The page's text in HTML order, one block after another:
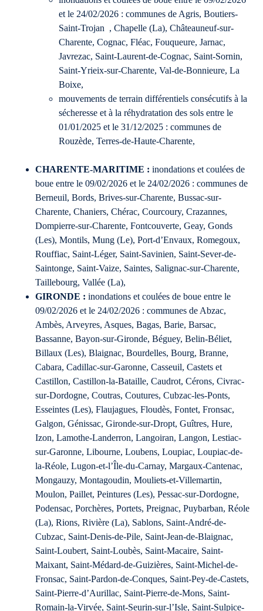
et le 24/02/2026 : communes de Agris, Boutiers-
Saint-Trojan , Chapelle (La), Châteauneuf-sur-
Charente, Cognac, Fléac, Fouqueure, Jarnac,
Javrezac, Saint-Laurent-de-Cognac, Saint-Sornin,
Saint-Yrieix-sur-Charente, Val-de-Bonnieure, La
Boixe,
mouvements de terrain différentiels consécutifs à la
sécheresse et à la réhydratation des sols entre le
01/01/2025 et le 31/12/2025 : communes de
Rouzède, Terres-de-Haute-Charente,
CHARENTE-MARITIME : inondations et coulées de
boue entre le 09/02/2026 et le 24/02/2026 : communes de
Berneuil, Bords, Brives-sur-Charente, Bussac-sur-
Charente, Chaniers, Chérac, Courcoury, Crazannes,
Dompierre-sur-Charente, Fontcouverte, Geay, Gonds
(Les), Montils, Mung (Le), Port-d’Envaux, Romegoux,
Rouffiac, Saint-Léger, Saint-Savinien, Saint-Sever-de-
Saintonge, Saint-Vaize, Saintes, Salignac-sur-Charente,
Taillebourg, Vallée (La),
GIRONDE : inondations et coulées de boue entre le
09/02/2026 et le 24/02/2026 : communes de Abzac,
Ambès, Arveyres, Asques, Bagas, Barie, Barsac,
Bassanne, Bayon-sur-Gironde, Béguey, Belin-Béliet,
Billaux (Les), Blaignac, Bourdelles, Bourg, Branne,
Cabara, Cadillac-sur-Garonne, Casseuil, Castets et
Castillon, Castillon-la-Bataille, Caudrot, Cérons, Civrac-
sur-Dordogne, Coutras, Coutures, Cubzac-les-Ponts,
Esseintes (Les), Flaujagues, Floudès, Fontet, Fronsac,
Galgon, Génissac, Gironde-sur-Dropt, Guîtres, Hure,
Izon, Lamothe-Landerron, Langoiran, Langon, Lestiac-
sur-Garonne, Libourne, Loubens, Loupiac, Loupiac-de-
la-Réole, Lugon-et-l’Île-du-Carnay, Margaux-Cantenac,
Mongauzy, Montagoudin, Mouliets-et-Villemartin,
Moulon, Paillet, Peintures (Les), Pessac-sur-Dordogne,
Podensac, Porchères, Portets, Preignac, Puybarban, Réole
(La), Rions, Rivière (La), Sablons, Saint-André-de-
Cubzac, Saint-Denis-de-Pile, Saint-Jean-de-Blaignac,
Saint-Loubert, Saint-Loubès, Saint-Macaire, Saint-
Maixant, Saint-Médard-de-Guizières, Saint-Michel-de-
Fronsac, Saint-Pardon-de-Conques, Saint-Pey-de-Castets,
Saint-Pierre-d’Aurillac, Saint-Pierre-de-Mons, Saint-
Romain-la-Virvée, Saint-Seurin-sur-l’Isle, Saint-Sulpice-